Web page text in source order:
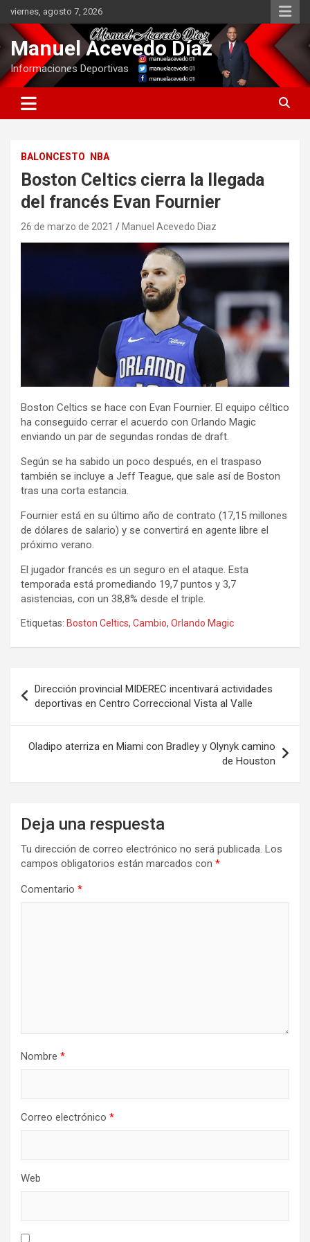
Saltar
contenido
viernes, agosto 7, 2026
Manuel Acevedo Díaz
Informaciones Deportivas
BALONCESTO NBA
Boston Celtics cierra la llegada
del francés Evan Fournier
26 de marzo de 2021 Manuel Acevedo Diaz
Boston Celtics se hace con Evan Fournier. El equipo céltico
ha conseguido cerrar el acuerdo con Orlando Magic
enviando un par de segundas rondas de draft.
Según se ha sabido un poco después, en el traspaso
también se incluye a Jeff Teague, que sale así de Boston
tras una corta estancia.
Fournier está en su último año de contrato (17,15 millones
de dólares de salario) y se convertirá en agente libre el
próximo verano.
El jugador francés es un seguro en el ataque. Esta
temporada está promediando 19,7 puntos y 3,7
asistencias, con un 38,8% desde el triple.
Etiquetas: Boston Celtics, Cambio, Orlando Magic
de
entradas
Dirección provincial MIDEREC incentivará actividades
deportivas en Centro Correccional Vista al Valle
Oladipo aterriza en Miami con Bradley y Olynyk camino
de Houston
Deja una respuesta
Tu dirección de correo electrónico no será publicada. Los
campos obligatorios están marcados con *
Comentario *
Nombre *
Correo electrónico *
Web